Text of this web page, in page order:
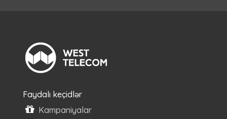
Faydalı keçidlər
Kampaniyalar